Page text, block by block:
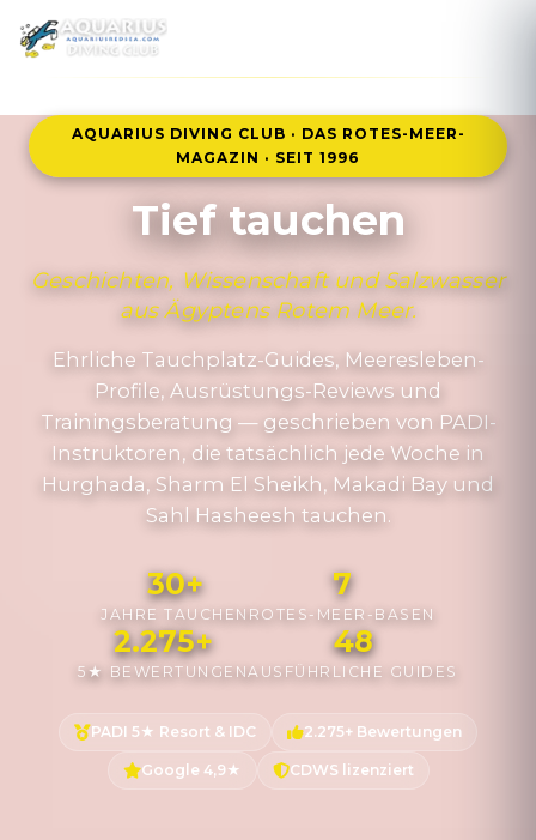
AQUARIUS DIVING CLUB · DAS ROTES-MEER-
MAGAZIN · SEIT 1996
Tief tauchen
Geschichten, Wissenschaft und Salzwasser
aus Ägyptens Rotem Meer.
Ehrliche Tauchplatz-Guides, Meeresleben-
Profile, Ausrüstungs-Reviews und
Trainingsberatung — geschrieben von PADI-
Instruktoren, die tatsächlich jede Woche in
Hurghada, Sharm El Sheikh, Makadi Bay und
Sahl Hasheesh tauchen.
30+
JAHRE TAUCHEN
7
ROTES-MEER-BASEN
2.275+
5★ BEWERTUNGEN
48
AUSFÜHRLICHE GUIDES
PADI 5★ Resort & IDC 2.275+ Bewertungen
Google 4,9★ CDWS lizenziert